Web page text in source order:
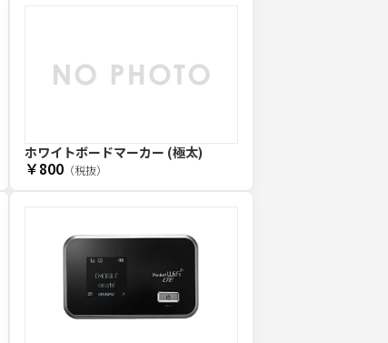
ホワイトボードマーカー (極太)
￥800（税抜）